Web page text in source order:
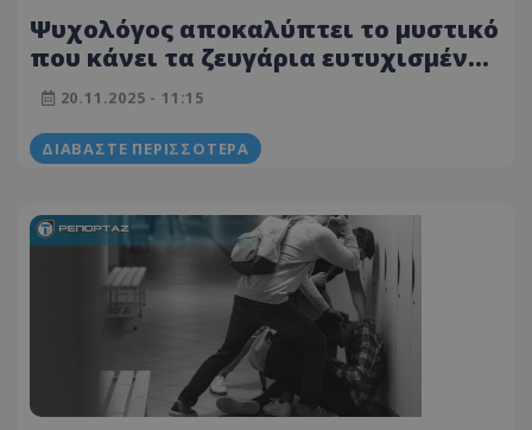
Ψυχολόγος αποκαλύπτει το μυστικό
που κάνει τα ζευγάρια ευτυχισμένα
– Είναι στο χέρι μας
20.11.2025 - 11:15
ΔΙΑΒΆΣΤΕ ΠΕΡΙΣΣΌΤΕΡΑ